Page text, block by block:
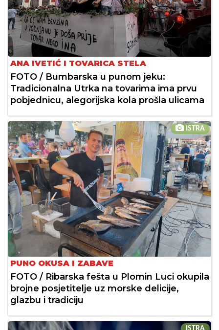
ANA IVETIĆ I TOVARICA STELA
FOTO / Bumbarska u punom jeku:
Tradicionalna Utrka na tovarima ima prvu
pobjednicu, alegorijska kola prošla ulicama
ISTRA
PUNO OKUSA I ZABAVE
FOTO / Ribarska fešta u Plomin Luci okupila
brojne posjetitelje uz morske delicije,
glazbu i tradiciju